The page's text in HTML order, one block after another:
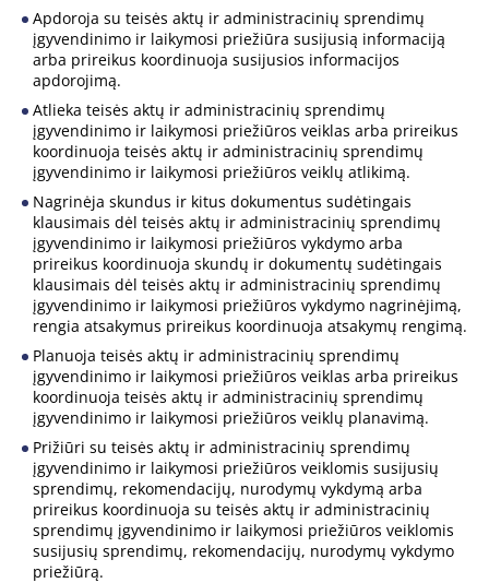
Apdoroja su teisės aktų ir administracinių sprendimų
įgyvendinimo ir laikymosi priežiūra susijusią informaciją
arba prireikus koordinuoja susijusios informacijos
apdorojimą.
Atlieka teisės aktų ir administracinių sprendimų
įgyvendinimo ir laikymosi priežiūros veiklas arba prireikus
koordinuoja teisės aktų ir administracinių sprendimų
įgyvendinimo ir laikymosi priežiūros veiklų atlikimą.
Nagrinėja skundus ir kitus dokumentus sudėtingais
klausimais dėl teisės aktų ir administracinių sprendimų
įgyvendinimo ir laikymosi priežiūros vykdymo arba
prireikus koordinuoja skundų ir dokumentų sudėtingais
klausimais dėl teisės aktų ir administracinių sprendimų
įgyvendinimo ir laikymosi priežiūros vykdymo nagrinėjimą,
rengia atsakymus prireikus koordinuoja atsakymų rengimą.
Planuoja teisės aktų ir administracinių sprendimų
įgyvendinimo ir laikymosi priežiūros veiklas arba prireikus
koordinuoja teisės aktų ir administracinių sprendimų
įgyvendinimo ir laikymosi priežiūros veiklų planavimą.
Prižiūri su teisės aktų ir administracinių sprendimų
įgyvendinimo ir laikymosi priežiūros veiklomis susijusių
sprendimų, rekomendacijų, nurodymų vykdymą arba
prireikus koordinuoja su teisės aktų ir administracinių
sprendimų įgyvendinimo ir laikymosi priežiūros veiklomis
susijusių sprendimų, rekomendacijų, nurodymų vykdymo
priežiūrą.